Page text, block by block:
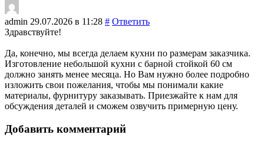
admin 29.07.2026 в 11:28 # Ответить
Здравствуйте!
Да, конечно, мы всегда делаем кухни по размерам заказчика.
Изготовление небольшой кухни с барной стойкой 60 см
должно занять менее месяца. Но Вам нужно более подробно
изложить свои пожелания, чтобы мы понимали какие
материалы, фурнитуру заказывать. Приезжайте к нам для
обсуждения деталей и сможем озвучить примерную цену.
Добавить комментарий